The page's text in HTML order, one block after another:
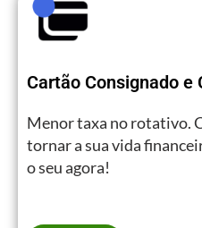
Cartão Consignado e
Menor taxa no rotativo.
tornar a sua vida
o seu agora!